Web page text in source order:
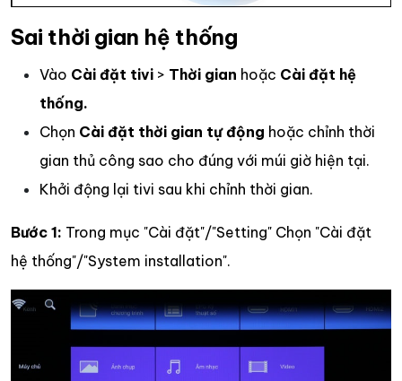
Sai thời gian hệ thống
Vào Cài đặt tivi > Thời gian hoặc Cài đặt hệ
thống.
Chọn Cài đặt thời gian tự động hoặc chỉnh thời
gian thủ công sao cho đúng với múi giờ hiện tại.
Khởi động lại tivi sau khi chỉnh thời gian.
Bước 1: Trong mục "Cài đặt"/"Setting" Chọn "Cài đặt
hệ thống"/"System installation".